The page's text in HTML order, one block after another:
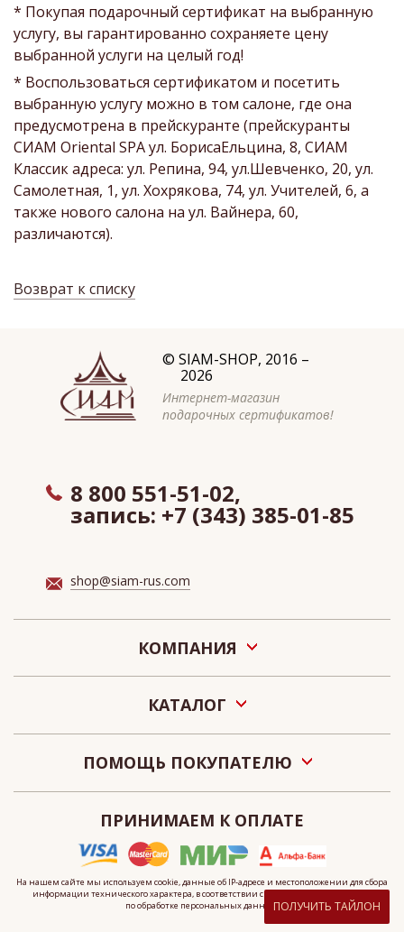
* Покупая подарочный сертификат на выбранную
услугу, вы гарантированно сохраняете цену
выбранной услуги на целый год!
* Воспользоваться сертификатом и посетить
выбранную услугу можно в том салоне, где она
предусмотрена в прейскуранте (прейскуранты
СИАМ Oriental SPA ул. БорисаЕльцина, 8, СИАМ
Классик адреса: ул. Репина, 94, ул.Шевченко, 20, ул.
Самолетная, 1, ул. Хохрякова, 74, ул. Учителей, 6, а
также нового салона на ул. Вайнера, 60,
различаются).
Возврат к списку
© SIAM-SHOP, 2016 –
2026
Интернет-магазин
подарочных сертификатов!
8 800 551-51-02,
запись: +7 (343) 385-01-85
shop@siam-rus.com
КОМПАНИЯ
О нас
Акции
Новости
Наши салоны
КАТАЛОГ
Подарочные сертификаты «СИАМ»
ПОМОЩЬ ПОКУПАТЕЛЮ
Оплата
Как сделать заказ
Публичная оферта
Что такое электронный сертификат?
ПРИНИМАЕМ К ОПЛАТЕ
На нашем сайте мы используем cookie, данные об IP-адресе и местоположении для сбора
информации технического характера, в соответствии сполитикойорганизации
по обработке персональных данных.ПОЛУЧИТЬ ТАЙЛОН